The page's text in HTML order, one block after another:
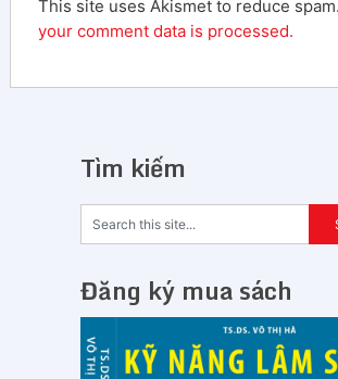
This site uses Akismet to reduce spam.
your comment data is processed.
Tìm kiếm
Đăng ký mua sách